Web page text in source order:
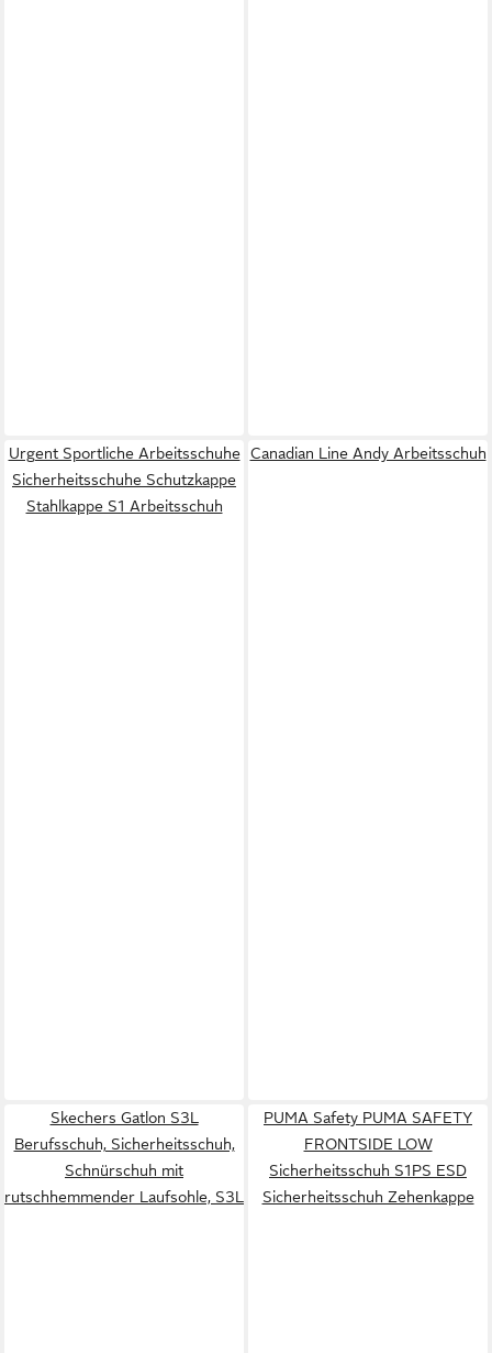
Urgent Sportliche Arbeitsschuhe
Sicherheitsschuhe Schutzkappe
Stahlkappe S1 Arbeitsschuh
Canadian Line Andy Arbeitsschuh
Skechers Gatlon S3L
Berufsschuh, Sicherheitsschuh,
Schnürschuh mit
rutschhemmender Laufsohle, S3L
PUMA Safety PUMA SAFETY
FRONTSIDE LOW
Sicherheitsschuh S1PS ESD
Sicherheitsschuh Zehenkappe